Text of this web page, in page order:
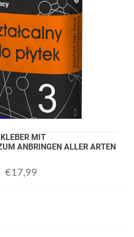
MIT
ANBRINGEN ALLER ARTEN
€17,99